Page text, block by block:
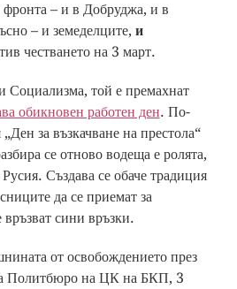
фронта – и в Добруджа, и в
– и земеделците, и
честването на 3 март.
Социализма, той е премахнат
обикновен работен ден. По-
за възкачване на престола“
се отново водеща е ролята,
Създава се обаче традиция
да се приемат за
сини връзки.
от освобождението през
Политбюро на ЦК на БКП, 3